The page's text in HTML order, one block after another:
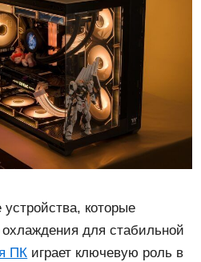
которые
для стабильной
ПК играет ключевую роль в